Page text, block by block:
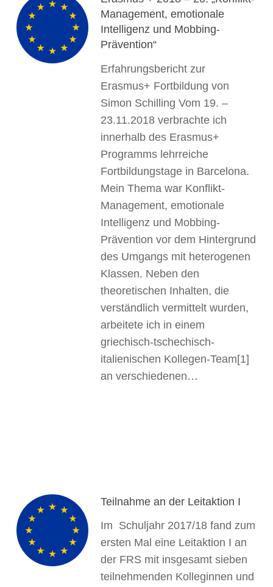
Management, emotionale
Intelligenz und Mobbing-
Prävention“
Erfahrungsbericht zur
Erasmus+ Fortbildung von
Simon Schilling Vom 19­. –
23.11.2018 verbrachte ich
innerhalb des Erasmus+
Programms lehrreiche
Fortbildungstage in Barcelona.
Mein Thema war Konflikt-
Management, emotionale
Intelligenz und Mobbing-
Prävention vor dem Hintergrund
des Umgangs mit heterogenen
Klassen. Neben den
theoretischen Inhalten, die
verständlich vermittelt wurden,
arbeitete ich in einem
griechisch-tschechisch-
italienischen Kollegen-Team[1]
an verschiedenen…
Teilnahme an der Leitaktion I
Im Schuljahr 2017/18 fand zum
ersten Mal eine Leitaktion I an
der FRS mit insgesamt sieben
teilnehmenden Kolleginnen und